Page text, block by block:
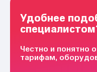
Удобнее
Честно и понятно
тарифам,